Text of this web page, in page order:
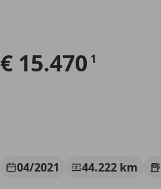
€ 15.470 1
04/2021 44.222 km